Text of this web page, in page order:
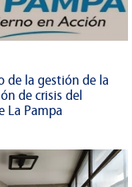
de la gestión de la
de crisis del
La Pampa